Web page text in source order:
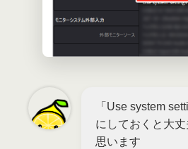
「Use system
にしておくと大丈
思います